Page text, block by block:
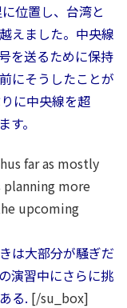
位置し、台湾と
えました。中央線
を送るために保持
にそうしたことが
に中央線を超
。
far as mostly
more
upcoming
は大部分が騒ぎだ
演習中にさらに挑
る. [/su_box]